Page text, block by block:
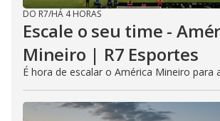
DO R7/HÁ 4 HORAS
Escale o seu time -
Mineiro | R7 Esportes
É hora de escalar o América Mineiro para